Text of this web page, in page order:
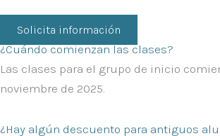
Solicita información
¿Cuándo comienzan las clases?
Las clases para el grupo de inicio
noviembre de 2025
¿Hay algún descuento para antiguos